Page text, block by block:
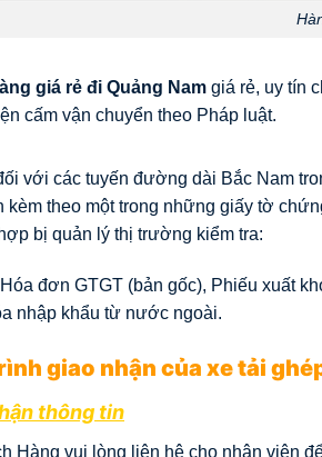
giá rẻ đi Quảng Nam giá rẻ, uy tín
cấm vận chuyển theo Pháp luật.
với các tuyến đường dài Bắc Nam
kèm theo một trong những giấy tờ
bị quản lý thị trường kiểm tra:
đơn GTGT (bản gốc), Phiếu xuất
nhập khẩu từ nước ngoài.
giao nhận của xe tải
thông tin
Hàng vui lòng liên hệ cho nhân viên